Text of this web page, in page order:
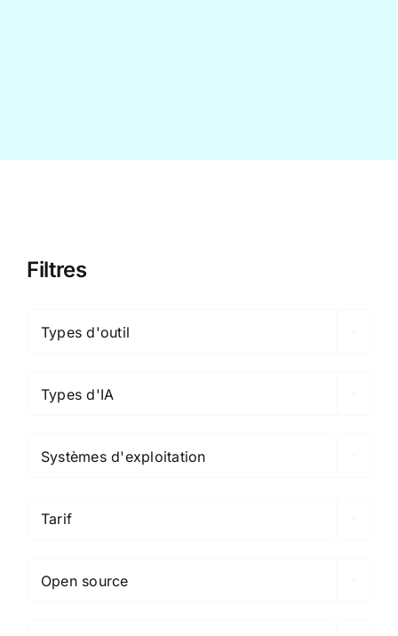
Filtres
Types d'outil
Types d'IA
Systèmes d'exploitation
Tarif
Open source